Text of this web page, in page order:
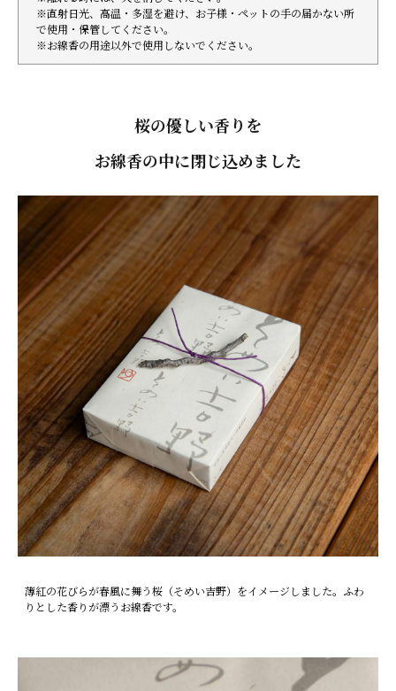
※直射日光、高温・多湿を避け、お子様・ペットの手の届かない所
で使用・保管してください。
※お線香の用途以外で使用しないでください。
桜の優しい香りを
お線香の中に閉じ込めました
薄紅の花びらが春風に舞う桜（そめい吉野）をイメージしました。ふわ
りとした香りが漂うお線香です。